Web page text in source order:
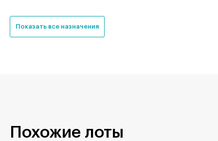
Показать все назначения
Похожие лоты